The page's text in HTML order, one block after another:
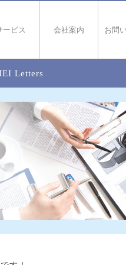
ービス 会社案内 お問
Letters